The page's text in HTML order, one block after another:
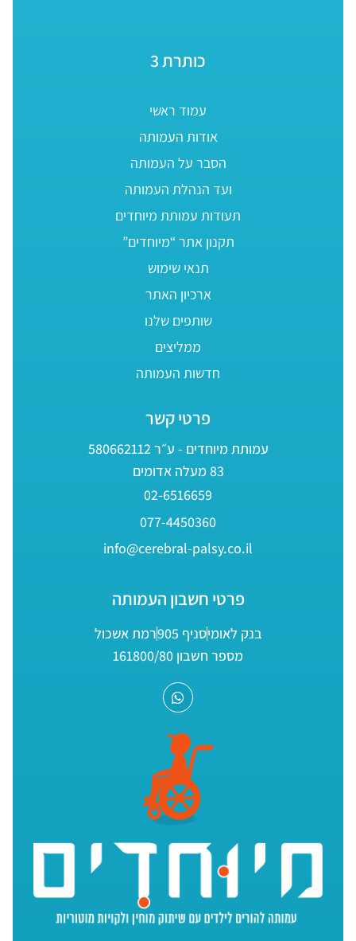
כותרת 3
עמוד ראשי
אודות העמותה
הסבר על העמותה
ועד הנהלת העמותה
תעודות עמותת מיוחדים
תקנון אתר “מיוחדים”
תנאי שימוש
ארכיון האתר
שותפים שלנו
ממליצים
חדשות העמותה
פרטי קשר
עמותת מיוחדים - ע״ר 580662112
83 מעלה אדומים
02-6516659
077-4450360
info@cerebral-palsy.co.il
פרטי חשבון העמותה
בנק לאומיסניף 905
רמת אשכול
מספר חשבון 161800/80